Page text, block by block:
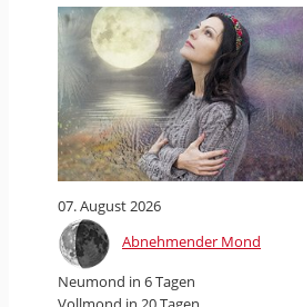
07. August 2026
Abnehmender Mond
Neumond in 6 Tagen